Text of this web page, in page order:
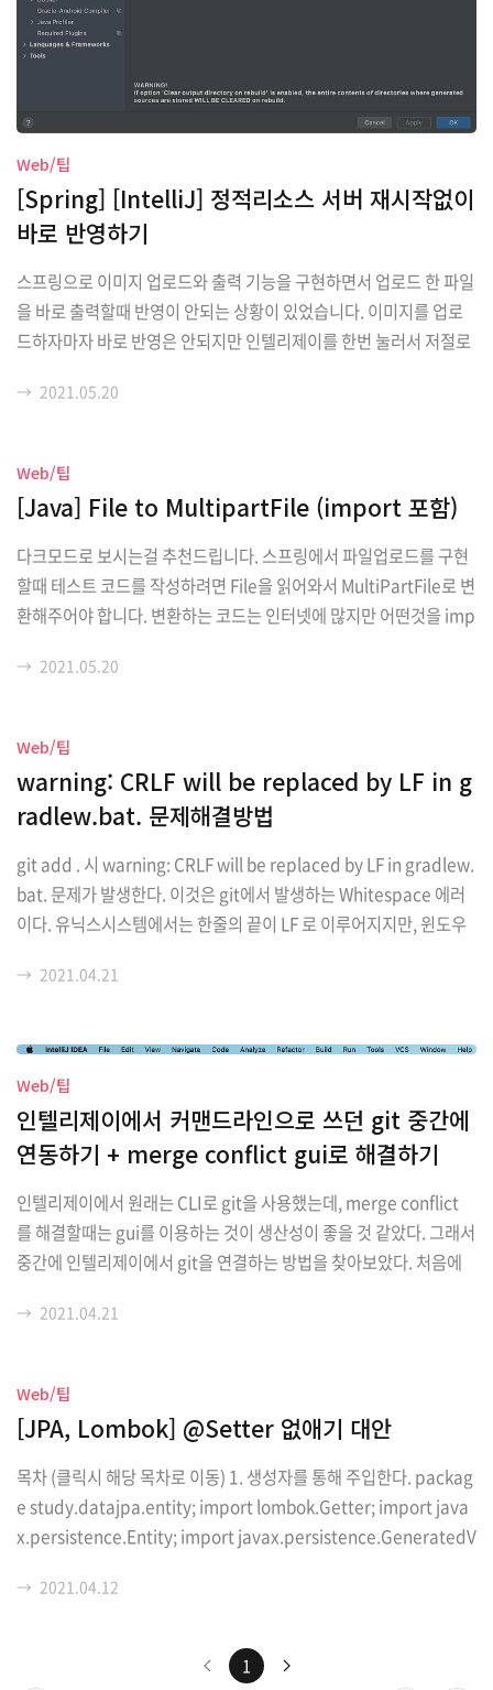
Web/팁
[Spring] [IntelliJ] 정적리소스 서버 재시작없이
바로 반영하기
스프링으로 이미지 업로드와 출력 기능을 구현하면서 업로드 한 파일
을 바로 출력할때 반영이 안되는 상황이 있었습니다. 이미지를 업로
드하자마자 바로 반영은 안되지만 인텔리제이를 한번 눌러서 저절로
영되게 만들었습니다. 1. devtools dependency 추가 dependen
t:spring-boot-devtools") } 2. application.yml 추가 devtools
에 livereload.enabled -> true restart.enabled -> true thyme
leaf.cache -> false (저는 타임리프를 사용중이어서 그..
→ 2021.05.20
Web/팁
[Java] File to MultipartFile (import 포함)
다크모드로 보시는걸 추천드립니다. 스프링에서 파일업로드를 구현
할때 테스트 코드를 작성하려면 File을 읽어와서 MultiPartFile로 변
환해주어야 합니다. 변환하는 코드는 인터넷에 많지만 어떤것을 imp
했습니다. File 을 MultiparFile로 변환하는 코드를 사용하기 위해서
io) dependency 추가 제대로된 (FileItem, DiskFileItem, IOUtil
s) import gradle dependency 추가하기 맨 아래 두개를 꼭 추가
해주어야 합니다. 그래야 import가 잘 동작합니다. dependencies
{ implemen..
→ 2021.05.20
Web/팁
warning: CRLF will be replaced by LF in g
radlew.bat. 문제해결방법
git add . 시 warning: CRLF will be replaced by LF in gradlew.
bat. 문제가 발생한다. 이것은 git에서 발생하는 Whitespace 에러
이다. 유닉스시스템에서는 한줄의 끝이 LF 로 이루어지지만, 윈도우
할지 혼란이 온 것이다. 해답은 core.autocrlf를 켜주어서 git이 자
자는 git config --global core.autocrlf true 리눅스, 맥 사용자는
git config --global core.autocrlf true input 명령어를 입력하면
된다. 물론 global 설정이 아닌 이 프로젝트..
→ 2021.04.21
Web/팁
인텔리제이에서 커맨드라인으로 쓰던 git 중간에
연동하기 + merge conflict gui로 해결하기
인텔리제이에서 원래는 CLI로 git을 사용했는데, merge conflict
를 해결할때는 gui를 이용하는 것이 생산성이 좋을 것 같았다. 그래서
중간에 인텔리제이에서 git을 연결하는 방법을 찾아보았다. 처음에
리제이에서 .git을 자동으로 읽어오지 않는 것이다. 하지만 수동으로
ntrol Integeration을 누르면 기존에 쓰던 .git을 가져오고 위와같
이 intellJ에서도 git을 이용할 수 있게된다. 그리고 merge conflict
가 발생했을 때는 아래와 같이 Resolve Conflicts가 활성화 된다. 클
릭을 하면 merge co..
→ 2021.04.21
Web/팁
[JPA, Lombok] @Setter 없애기 대안
목차 (클릭시 해당 목차로 이동) 1. 생성자를 통해 주입한다. packag
e study.datajpa.entity; import lombok.Getter; import java
x.persistence.Entity; import javax.persistence.GeneratedV
class Member { @Id @GeneratedValue private Long id; pri
er(String username) { this.username = username; } } 1) 빈 생
→ 2021.04.12
1